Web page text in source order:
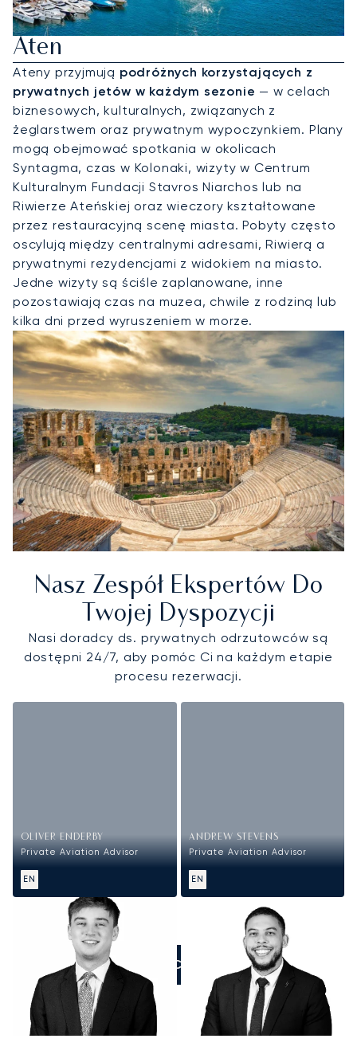
Wynajmij Jet Prywatny Do
Aten
Ateny przyjmują podróżnych korzystających z
prywatnych jetów w każdym sezonie — w celach
biznesowych, kulturalnych, związanych z
żeglarstwem oraz prywatnym wypoczynkiem. Plany
mogą obejmować spotkania w okolicach
Syntagma, czas w Kolonaki, wizyty w Centrum
Kulturalnym Fundacji Stavros Niarchos lub na
Riwierze Ateńskiej oraz wieczory kształtowane
przez restauracyjną scenę miasta. Pobyty często
oscylują między centralnymi adresami, Riwierą a
prywatnymi rezydencjami z widokiem na miasto.
Jedne wizyty są ściśle zaplanowane, inne
pozostawiają czas na muzea, chwile z rodziną lub
kilka dni przed wyruszeniem w morze.
Nasz Zespół Ekspertów Do
Twojej Dyspozycji
Nasi doradcy ds. prywatnych odrzutowców są
dostępni 24/7, aby pomóc Ci na każdym etapie
procesu rezerwacji.
OLIVER ENDERBY
Private Aviation Advisor
EN
ANDREW STEVENS
Private Aviation Advisor
EN
ZADZWOŃCIE DO NAS